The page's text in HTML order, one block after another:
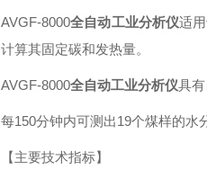
AVGF-8000全自动工业分析仪适
计算其固定碳和发热量。
AVGF-8000全自动工业分析仪具
每150分钟内可测出19个煤样的水
【主要技术指标】